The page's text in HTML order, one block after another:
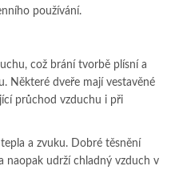
používání.
což brání tvorbě plísní a
Některé dveře mají vestavěné
průchod vzduchu i při
a zvuku. Dobré těsnění
naopak udrží chladný vzduch v